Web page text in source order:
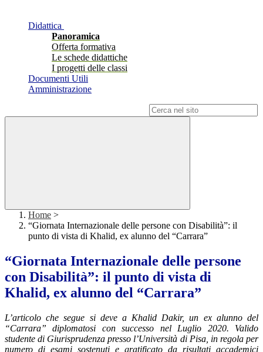
Didattica
Panoramica
Offerta formativa
Le schede didattiche
I progetti delle classi
Documenti Utili
Amministrazione
Home >
“Giornata Internazionale delle persone con Disabilità”: il
punto di vista di Khalid, ex alunno del “Carrara”
“Giornata Internazionale delle persone
con Disabilità”: il punto di vista di
Khalid, ex alunno del “Carrara”
L’articolo che segue si deve a Khalid Dakir, un ex alunno del
“Carrara” diplomatosi con successo nel Luglio 2020. Valido
studente di Giurisprudenza presso l’Università di Pisa, in regola per
numero di esami sostenuti e gratificato da risultati accademici